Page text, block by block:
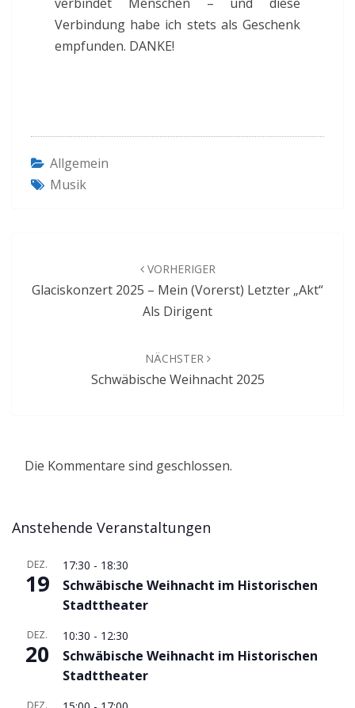
Verbindung habe ich stets als Geschenk
empfunden. DANKE!
Allgemein
Musik
VORHERIGER
Glaciskonzert 2025 – Mein (vorerst) Letzter „Akt“
Als Dirigent
NÄCHSTER
Schwäbische Weihnacht 2025
Die Kommentare sind geschlossen.
Anstehende Veranstaltungen
DEZ.
19
17:30 - 18:30
Schwäbische Weihnacht im Historischen
Stadttheater
DEZ.
20
10:30 - 12:30
Schwäbische Weihnacht im Historischen
Stadttheater
DEZ.